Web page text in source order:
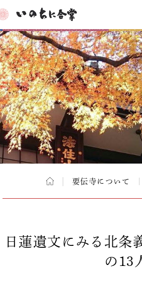
要伝寺について
日蓮遺文にみる北条
の13